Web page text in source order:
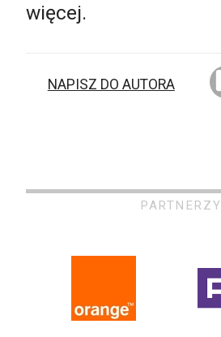
więcej.
NAPISZ DO AUTORA
PARTNERZY